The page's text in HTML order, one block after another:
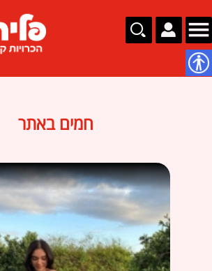
חמים באתר